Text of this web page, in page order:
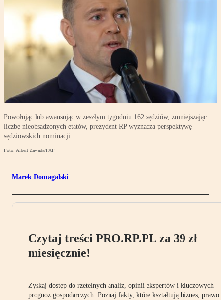
Powołując lub awansując w zeszłym tygodniu 162 sędziów, zmniejszając
liczbę nieobsadzonych etatów, prezydent RP wyznacza perspektywę
sędziowskich nominacji.
Foto: Albert Zawada/PAP
Marek Domagalski
Czytaj treści PRO.RP.PL za 39 zł
miesięcznie!
Zyskaj dostęp do rzetelnych analiz, opinii ekspertów i kluczowych
prognoz gospodarczych. Poznaj fakty, które kształtują biznes, prawo